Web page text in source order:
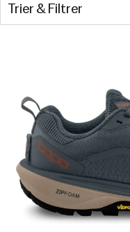
Trier & Filtrer